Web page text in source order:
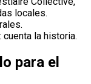
locales.
la historia.
para el